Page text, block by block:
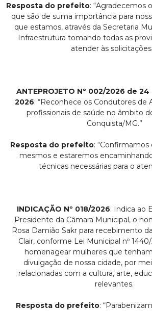
Resposta do prefeito: “Agradecemos
que são de suma importância para
que estamos, através da Secretaria
Infraestrutura tomando todas as
atender às
ANTEPROJETO Nº 002/2026 de
2026: “Reconhece os Condutores de
profissionais de saúde no âmbito
Conquista/MG.”
Resposta do prefeito:
mesmos e estaremos
técnicas necessárias para o
INDICAÇÃO Nº 018/2026: Indica ao
Presidente da Câmara Municipal, o
Rosa Damião Sakr para recebimento
Clair, conforme Lei Municipal nº
homenagear mulheres que
divulgação de nossa cidade, por
relacionadas com a cultura, arte,
relevantes.
Resposta do prefeito: